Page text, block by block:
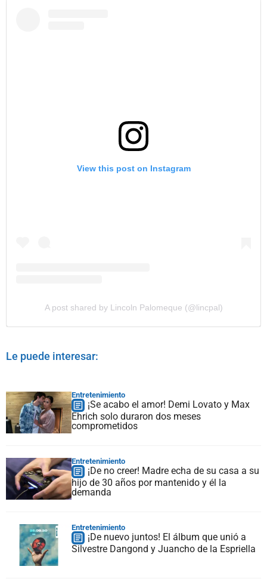
View this post on Instagram
A post shared by Lincoln Palomeque (@lincpal)
Le puede interesar:
Entretenimiento
¡Se acabo el amor! Demi Lovato y Max
Ehrich solo duraron dos meses
comprometidos
Entretenimiento
¡De no creer! Madre echa de su casa a su
hijo de 30 años por mantenido y él la
demanda
Entretenimiento
¡De nuevo juntos! El álbum que unió a
Silvestre Dangond y Juancho de la Espriella